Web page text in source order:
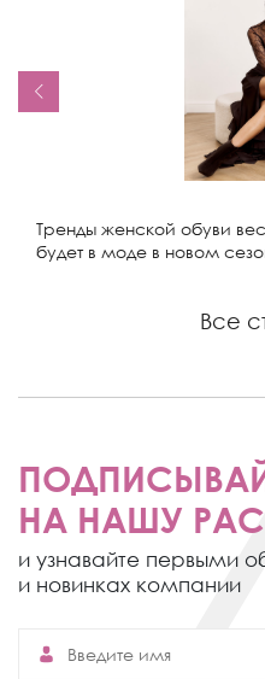
Тренды женской обуви
будет в моде в новом
Все
НА НАШУ
и узнавайте первыми
и новинках компании